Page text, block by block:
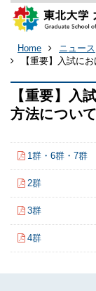
Home ニュース
【重要】入試に
【重要】入
方法について
1群・6群・7群
2群
3群
4群